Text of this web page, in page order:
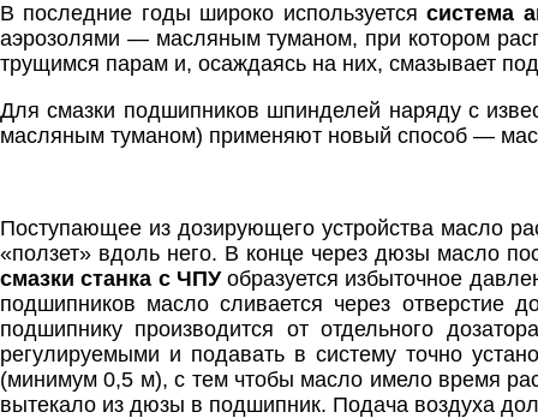
В последние годы широко используетсясистема
аэрозолями — масляным туманом, при котором
трущимся парам и, осаждаясь на них, смазывает
Для смазки подшипников шпинделей наряду с
масляным туманом) применяют новый способ —
Поступающее из дозирующего устройства масло
«ползет» вдоль него. В конце через дюзы масло
смазки станка с ЧПУобразуется избыточное
подшипников масло сливается через отверстие
подшипнику производится от отдельного
регулируемыми и подавать в систему точно
(минимум 0,5 м), с тем чтобы масло имело время
вытекало из дюзы в подшипник. Подача воздуха